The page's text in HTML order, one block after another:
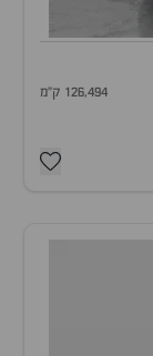
126,494 ק"מ